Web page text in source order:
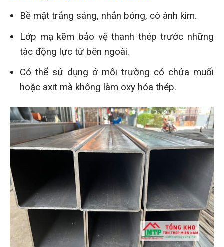
Bề mặt trắng sáng, nhẵn bóng, có ánh kim.
Lớp mạ kẽm bảo vệ thanh thép trước những
tác động lực từ bên ngoài.
Có thể sử dụng ở môi trường có chứa muối
hoặc axit mà không làm oxy hóa thép.